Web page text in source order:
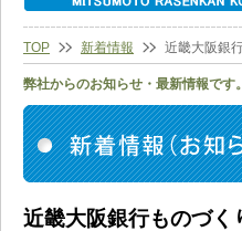
TOP 新着情報 近畿大阪銀
弊社からのお知らせ・最新情報で
近畿大阪銀行ものづく